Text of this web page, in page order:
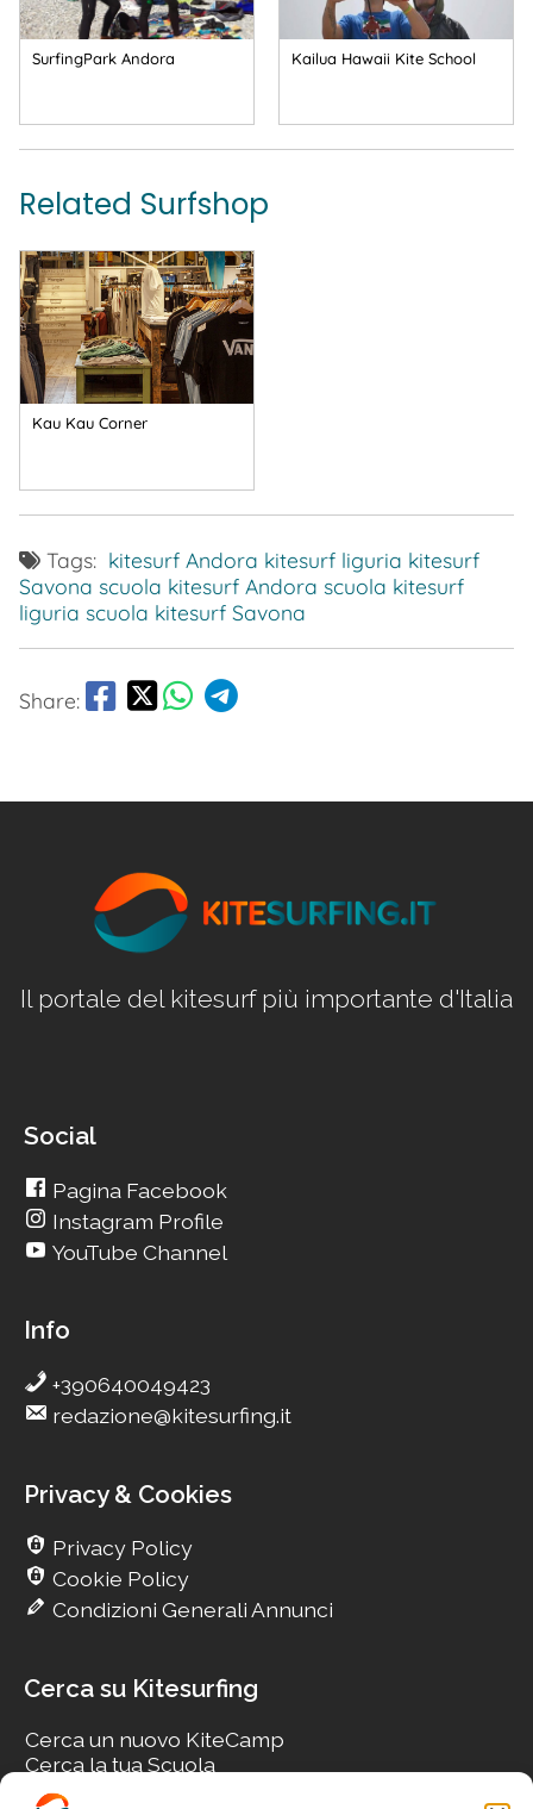
SurfingPark Andora Kailua Hawaii Kite School
Related Surfshop
Kau Kau Corner
Tags: kitesurf Andora kitesurf liguria kitesurf
Savona scuola kitesurf Andora scuola kitesurf
liguria scuola kitesurf Savona
Share:
Il portale del kitesurf più importante d'Italia
Social
Pagina Facebook
Instagram Profile
YouTube Channel
Info
+390640049423
redazione@kitesurfing.it
Privacy & Cookies
Privacy Policy
Cookie Policy
Condizioni Generali Annunci
Cerca su Kitesurfing
Cerca un nuovo KiteCamp
Cerca la tua Scuola
Cerca il tuo KiteSpot